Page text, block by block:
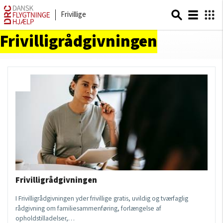
Frivillige
Sider om
Frivilligrådgivningen
Frivilligrådgivningen
I Frivilligrådgivningen yder frivillige gratis, uvildig og tværfaglig
rådgivning om familiesammenføring, forlængelse af
opholdstilladelser,…